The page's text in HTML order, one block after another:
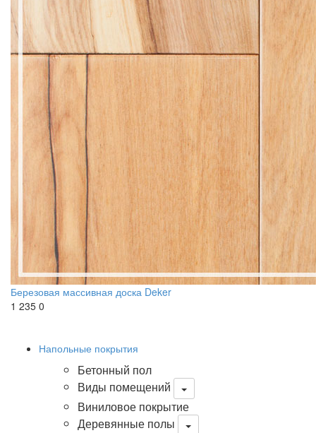
Березовая массивная доска Deker
1 235 0
Напольные покрытия
Бетонный пол
Виды помещений
Виниловое покрытие
Деревянные полы